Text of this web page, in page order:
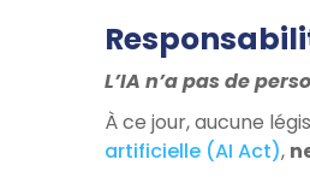
L’IA n’a pas de
À ce jour, aucune
artificielle (AI Act),